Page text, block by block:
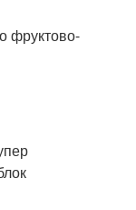
фруктово-